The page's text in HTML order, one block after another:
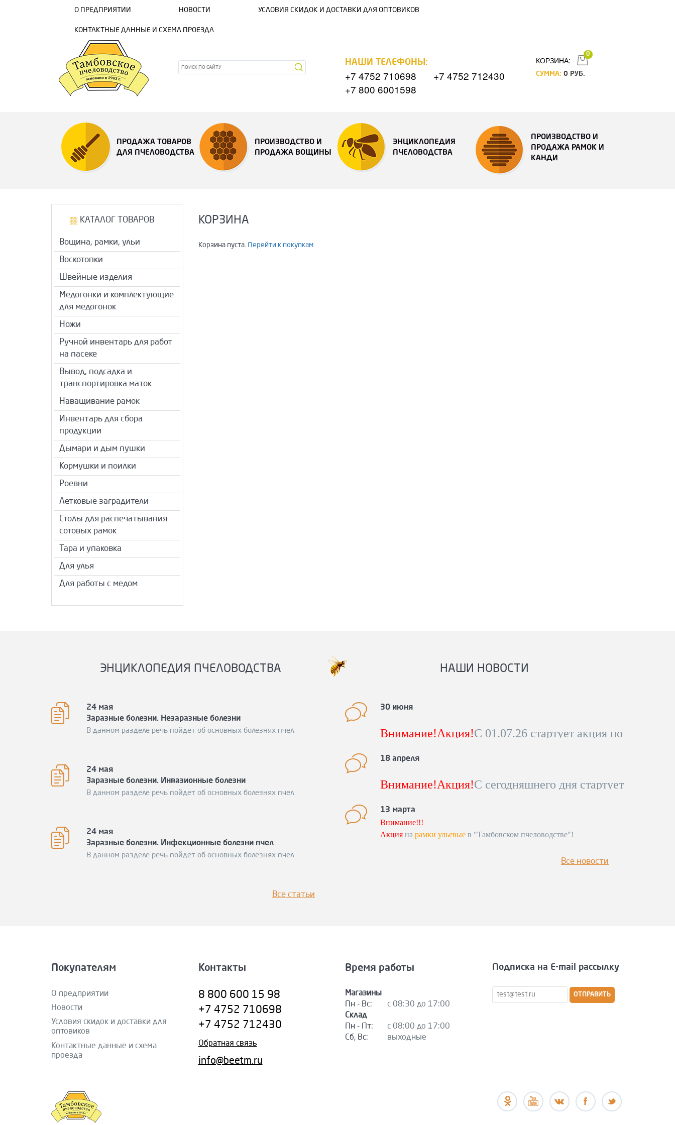
О ПРЕДПРИЯТИИ НОВОСТИ УСЛОВИЯ СКИДОК И ДОСТАВКИ ДЛЯ ОПТОВИКОВ
КОНТАКТНЫЕ ДАННЫЕ И СХЕМА ПРОЕЗДА
НАШИ ТЕЛЕФОНЫ:
+7 4752 710698
+7 4752 712430
+7 800 6001598
КОРЗИНА:
0
СУММА: 0 РУБ.
ПРОДАЖА ТОВАРОВ
ДЛЯ ПЧЕЛОВОДСТВА
ПРОИЗВОДСТВО И
ПРОДАЖА ВОЩИНЫ
ЭНЦИКЛОПЕДИЯ
ПЧЕЛОВОДСТВА
ПРОИЗВОДСТВО И
ПРОДАЖА РАМОК И
КАНДИ
КАТАЛОГ ТОВАРОВ
Вощина, рамки, ульи
Воскотопки
Швейные изделия
Медогонки и комплектующие
для медогонок
Ножи
Ручной инвентарь для работ
на пасеке
Вывод, подсадка и
транспортировка маток
Наващивание рамок
Инвентарь для сбора
продукции
Дымари и дым пушки
Кормушки и поилки
Роевни
Летковые заградители
Столы для распечатывания
сотовых рамок
Тара и упаковка
Для улья
Для работы с медом
КОРЗИНА
Корзина пуста. Перейти к покупкам.
ЭНЦИКЛОПЕДИЯ ПЧЕЛОВОДСТВА
24 мая
Заразные болезни. Незаразные болезни
В данном разделе речь пойдет об основных болезнях пчел
24 мая
Заразные болезни. Инвазионные болезни
В данном разделе речь пойдет об основных болезнях пчел
24 мая
Заразные болезни. Инфекционные болезни пчел
В данном разделе речь пойдет об основных болезнях пчел
Все статьи
НАШИ НОВОСТИ
30 июня
Внимание!Акция!С 01.07.26 стартует акция по
Подробности уточняйте по телефону 8-800-
Спешите закупиться!
18 апреля
Внимание!Акция!С сегодняшнего дня стартует
вощину!
Спешите закупиться к сезону!
13 марта
Внимание!!!
Акция на рамки ульевые в "Тамбовском пчеловодстве"!
Все новости
Покупателям
О предприятии
Новости
Условия скидок и доставки для
оптовиков
Контактные данные и схема
проезда
Контакты
8 800 600 15 98
+7 4752 710698
+7 4752 712430
Обратная связь
info@beetm.ru
Время работы
Магазины
Пн - Вс:
с 08:30 до 17:00
Склад
Пн - Пт:
с 08:00 до 17:00
Сб, Вс:
выходные
Подписка на E-mail рассылку